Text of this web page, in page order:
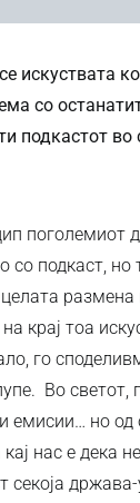
искуствата
со
подкастот во
поголемиот
со подкаст,
крај тоа
го
Во светот,
емисии… но од
нас е дека
секоја